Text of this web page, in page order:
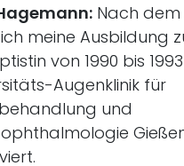
Nach
meine Ausbildung
von 1990 bis
Augenklinik für
und